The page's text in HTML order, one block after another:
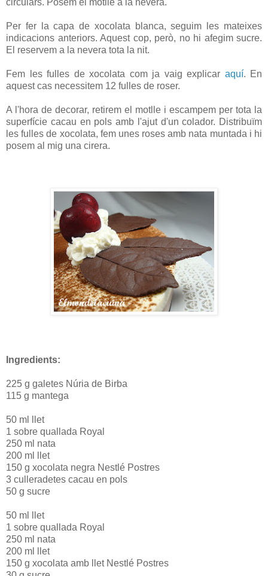
Per fer la capa de xocolata blanca, seguim les mateixes
indicacions anteriors. Aquest cop, però, no hi afegim sucre.
El reservem a la nevera tota la nit.
Fem les fulles de xocolata com ja vaig explicar aquí. En
aquest cas necessitem 12 fulles de roser.
A l'hora de decorar, retirem el motlle i escampem per tota la
superfície cacau en pols amb l'ajut d'un colador. Distribuïm
les fulles de xocolata, fem unes roses amb nata muntada i hi
posem al mig una cirera.
Ingredients:
225 g galetes Núria de Birba
115 g mantega
50 ml llet
1 sobre quallada Royal
250 ml nata
200 ml llet
150 g xocolata negra Nestlé Postres
3 culleradetes cacau en pols
50 g sucre
50 ml llet
1 sobre quallada Royal
250 ml nata
200 ml llet
150 g xocolata amb llet Nestlé Postres